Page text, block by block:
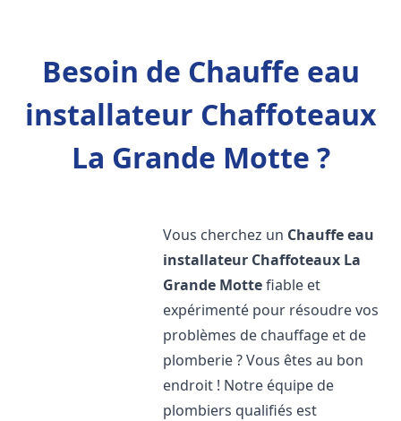
Besoin de Chauffe eau
installateur Chaffoteaux
La Grande Motte ?
Vous cherchez un Chauffe eau
installateur Chaffoteaux La
Grande Mottefiable et
expérimenté pour résoudre vos
problèmes de chauffage et de
plomberie ? Vous êtes au bon
endroit ! Notre équipe de
plombiers qualifiés est